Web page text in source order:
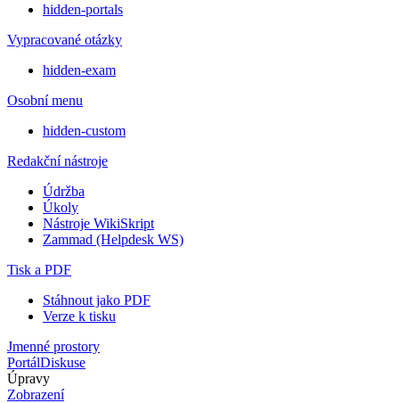
hidden-portals
Vypracované otázky
hidden-exam
Osobní menu
hidden-custom
Redakční nástroje
Údržba
Úkoly
Nástroje WikiSkript
Zammad (Helpdesk WS)
Tisk a PDF
Stáhnout jako PDF
Verze k tisku
Jmenné prostory
PortálDiskuse
Úpravy
Zobrazení